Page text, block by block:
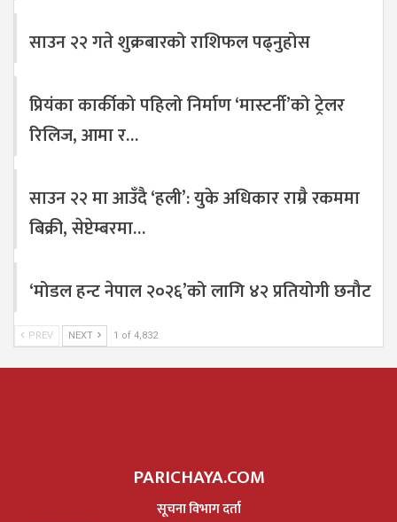
साउन २२ गते शुक्रबारको राशिफल पढ्नुहोस
प्रियंका कार्कीको पहिलो निर्माण ‘मास्टर्नी’को ट्रेलर
रिलिज, आमा र…
साउन २२ मा आउँदै ‘हली’: युके अधिकार राम्रै रकममा
बिक्री, सेप्टेम्बरमा…
‘मोडल हन्ट नेपाल २०२६’को लागि ४२ प्रतियोगी छनौट
PREV NEXT 1 of 4,832
PARICHAYA.COM
सूचना विभाग दर्ता